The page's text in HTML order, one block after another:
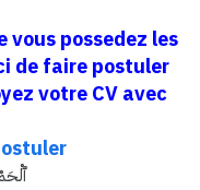
vous possedez les
de faire postuler
votre CV avec